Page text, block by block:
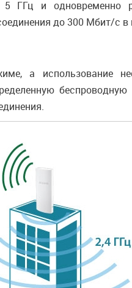
ГГц и одновременно
до 300 Мбит/с
а использование